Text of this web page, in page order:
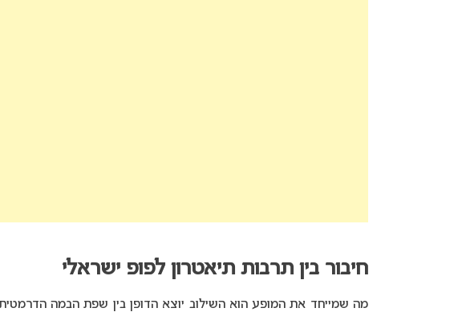
חיבור בין תרבות תיאטרון לפופ ישראלי
מה שמייחד את המופע הוא השילוב יוצא הדופן בין שפת הבמה